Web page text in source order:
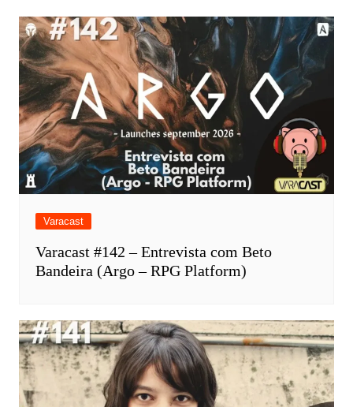
Varacast
Varacast #142 – Entrevista com Beto
Bandeira (Argo – RPG Platform)